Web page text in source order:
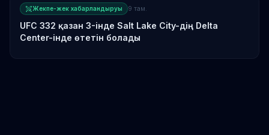
Жекпе-жек хабарландыруы 9 там.
UFC 332 қазан 3-інде Salt Lake City-дің Delta
Center-інде өтетін болады